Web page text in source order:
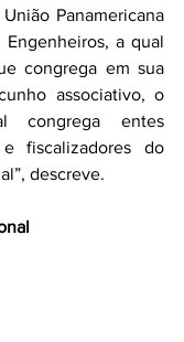
Panamericana
a qual
congrega em sua
associativo, o
congrega entes
e fiscalizadores do
descreve.